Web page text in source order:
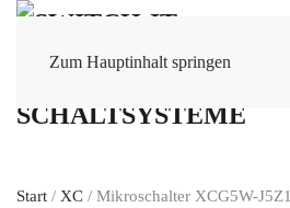
Zum Hauptinhalt springen
Start / XC / Mikroschalter XCG5W-J5Z1